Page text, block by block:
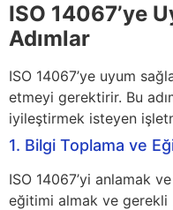
ISO 14067’ye
Adımlar
ISO 14067’ye uyum
etmeyi gerektirir. Bu
iyileştirmek isteyen
1. Bilgi Toplama ve
ISO 14067’yi anlamak
eğitimi almak ve gerekli